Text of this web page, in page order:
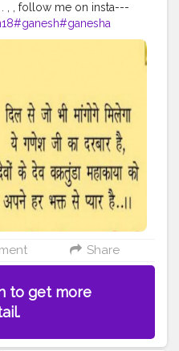
. , , follow me on insta---
#ganesh#ganesha
#hinduism
#god
#harharmahadev
#chintamani #hanuman
Share
to get more